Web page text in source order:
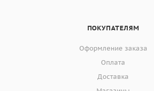
ПОКУПАТЕЛЯМ
Оформление заказа
Оплата
Доставка